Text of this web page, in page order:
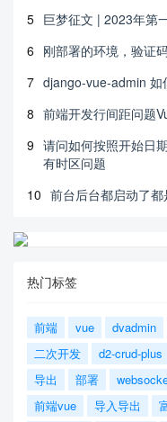
5 巨梦征文 | 2023年第
6 刚部署的环境，验证
7 django-vue-admin 如
8 前端开发行间距问题
9 请问如何按照开始日
有时区问题
10 前台后台都启动了
热门标签
前端 vue dvadmin
二次开发
d2-crud-plus
导出
部署
前端vue
导入导出